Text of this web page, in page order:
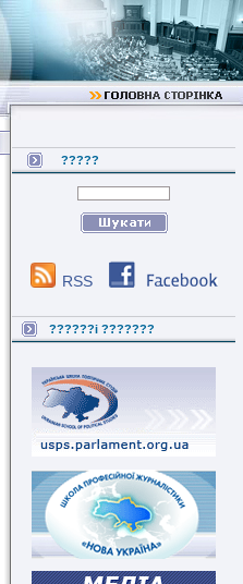
?????
RSS
??????i ???????